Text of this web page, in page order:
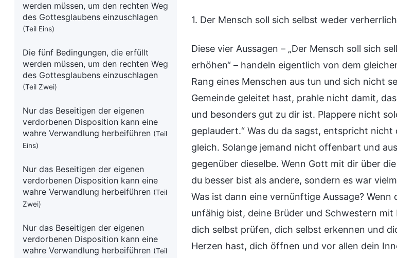
werden müssen, um den rechten Weg
des Gottesglaubens einzuschlagen
(Teil Eins)
Die fünf Bedingungen, die erfüllt
werden müssen, um den rechten Weg
des Gottesglaubens einzuschlagen
(Teil Zwei)
Nur das Beseitigen der eigenen
verdorbenen Disposition kann eine
wahre Verwandlung herbeiführen (Teil
Eins)
Nur das Beseitigen der eigenen
verdorbenen Disposition kann eine
wahre Verwandlung herbeiführen (Teil
Zwei)
Nur das Beseitigen der eigenen
verdorbenen Disposition kann eine
wahre Verwandlung herbeiführen (Teil
1. Der Mensch soll sich selbst weder
Diese vier Aussagen – „Der Mensch soll sich
erhöhen“ – handeln eigentlich von dem
Rang eines Menschen aus tun und sich nicht
Gemeinde geleitet hast, prahle nicht damit,
und besonders gut zu dir ist. Plappere nicht
geplaudert.“ Was du da sagst, entspricht
gleich. Solange jemand nicht offenbart und
gegenüber dieselbe. Wenn Gott mit dir über
du besser bist als andere, sondern es war
Was ist dann eine vernünftige Aussage?
unfähig bist, deine Brüder und Schwestern
dich selbst prüfen, dich selbst erkennen und
Herzen hast, dich öffnen und vor allen dein